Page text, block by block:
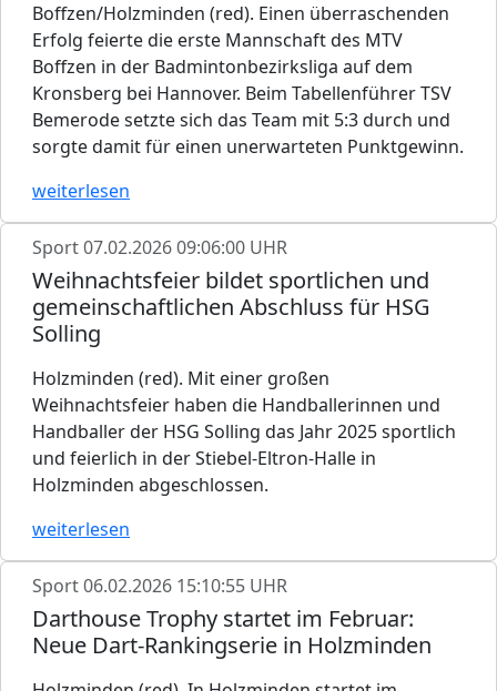
Boffzen/Holzminden (red). Einen überraschenden
Erfolg feierte die erste Mannschaft des MTV
Boffzen in der Badmintonbezirksliga auf dem
Kronsberg bei Hannover. Beim Tabellenführer TSV
Bemerode setzte sich das Team mit 5:3 durch und
sorgte damit für einen unerwarteten Punktgewinn.
weiterlesen
Sport07.02.2026 09:06:00 UHR
Weihnachtsfeier bildet sportlichen und
gemeinschaftlichen Abschluss für HSG
Solling
Holzminden (red). Mit einer großen
Weihnachtsfeier haben die Handballerinnen und
Handballer der HSG Solling das Jahr 2025 sportlich
und feierlich in der Stiebel-Eltron-Halle in
Holzminden abgeschlossen.
weiterlesen
Sport06.02.2026 15:10:55 UHR
Darthouse Trophy startet im Februar:
Neue Dart-Rankingserie in Holzminden